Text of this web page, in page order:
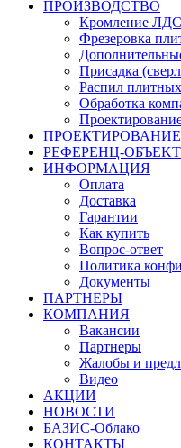
ПРОИЗВОДСТВО
Кромление
Фрезеровка
Присадка
Распил
Обработка
РЕФЕРЕНЦ-
ИНФОРМАЦИЯ
Оплата
Доставка
Гарантии
Как купить
Вопрос-ответ
Политика
Документы
ПАРТНЕРЫ
КОМПАНИЯ
Вакансии
Партнеры
Жалобы и
Видео
АКЦИИ
НОВОСТИ
БАЗИС-Облако
КОНТАКТЫ